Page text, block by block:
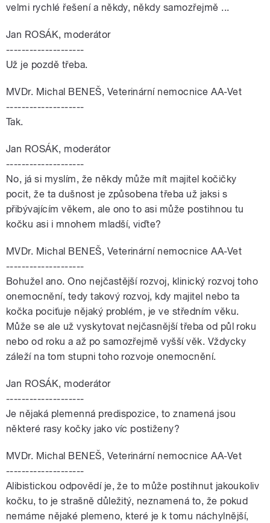
velmi rychlé řešení a někdy, někdy samozřejmě ...
Jan ROSÁK, moderátor
--------------------
Už je pozdě třeba.
MVDr. Michal BENEŠ, Veterinární nemocnice AA-Vet
--------------------
Tak.
Jan ROSÁK, moderátor
--------------------
No, já si myslím, že někdy může mít majitel kočičky
pocit, že ta dušnost je způsobena třeba už jaksi s
přibývajícím věkem, ale ono to asi může postihnou tu
kočku asi i mnohem mladší, viďte?
MVDr. Michal BENEŠ, Veterinární nemocnice AA-Vet
--------------------
Bohužel ano. Ono nejčastější rozvoj, klinický rozvoj toho
onemocnění, tedy takový rozvoj, kdy majitel nebo ta
kočka pociťuje nějaký problém, je ve středním věku.
Může se ale už vyskytovat nejčasnější třeba od půl roku
nebo od roku a až po samozřejmě vyšší věk. Vždycky
záleží na tom stupni toho rozvoje onemocnění.
Jan ROSÁK, moderátor
--------------------
Je nějaká plemenná predispozice, to znamená jsou
některé rasy kočky jako víc postiženy?
MVDr. Michal BENEŠ, Veterinární nemocnice AA-Vet
--------------------
Alibistickou odpovědí je, že to může postihnut jakoukoliv
kočku, to je strašně důležitý, neznamená to, že pokud
nemáme nějaké plemeno, které je k tomu náchylnější,